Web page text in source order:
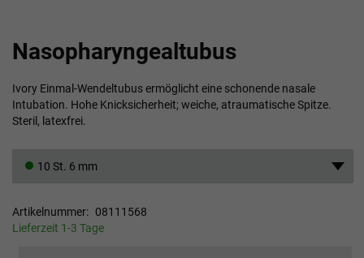
Nasopharyngealtubus
Ivory Einmal-Wendeltubus ermöglicht eine schonende nasale
Intubation. Hohe Knicksicherheit; weiche, atraumatische Spitze.
Steril, latexfrei.
10 St. 6 mm
Artikelnummer
08111568
Lieferzeit 1-3 Tage
Anfang
der
springen